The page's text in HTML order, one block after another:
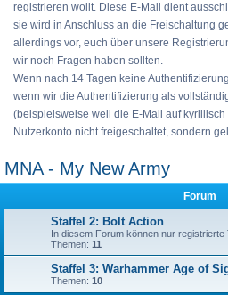
registrieren wollt. Diese E-Mail dient
sie wird in Anschluss an die Freischaltung
allerdings vor, euch über unsere
wir noch Fragen haben sollten.
Wenn nach 14 Tagen keine
wenn wir die Authentifizierung als
(beispielsweise weil die E-Mail auf kyrillisch
Nutzerkonto nicht freigeschaltet, sondern
MNA - My New Army
Forum
Staffel 2: Bolt Action
In diesem Forum können nur
Themen: 11
Staffel 3: Warhammer Age of
Themen: 10